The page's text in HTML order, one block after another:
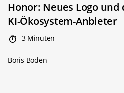
Honor: Neues Logo und
KI-Ökosystem-Anbieter
3 Minuten
Boris Boden